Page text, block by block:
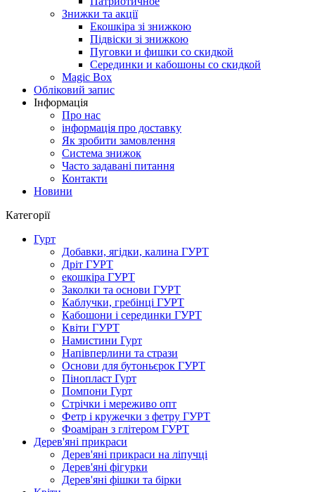
Знижки та акції
Екошкіра зі знижкою
Підвіски зі знижкою
Пуговки и фишки со скидкой
Серединки и кабошоны со скидкой
Magic Box
Обліковий запис
Інформація
Про нас
інформація про доставку
Як зробити замовлення
Система знижок
Часто задавані питання
Контакти
Новини
Категорії
Гурт
Добавки, ягідки, калина ГУРТ
Дріт ГУРТ
екошкіра ГУРТ
Заколки та основи ГУРТ
Каблучки, гребінці ГУРТ
Кабошони і серединки ГУРТ
Квіти ГУРТ
Намистини Гурт
Напівперлини та стрази
Основи для бутоньєрок ГУРТ
Пінопласт Гурт
Помпони Гурт
Стрічки і мереживо опт
Фетр і кружечки з фетру ГУРТ
Фоаміран з глітером ГУРТ
Дерев'яні прикраси
Дерев'яні прикраси на ліпучці
Дерев'яні фігурки
Дерев'яні фішки та бірки